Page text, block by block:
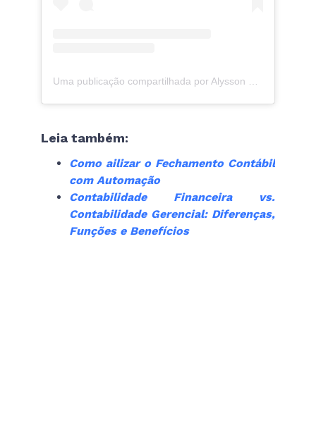
Leia também:
Como ailizar o Fechamento Contábil
com Automação
Contabilidade Financeira vs.
Contabilidade Gerencial: Diferenças,
Funções e Benefícios